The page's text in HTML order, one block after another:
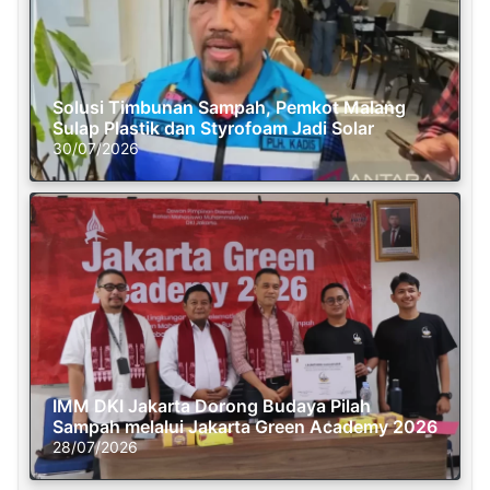
Solusi Timbunan Sampah, Pemkot Malang
Sulap Plastik dan Styrofoam Jadi Solar
30/07/2026
IMM DKI Jakarta Dorong Budaya Pilah
Sampah melalui Jakarta Green Academy 2026
28/07/2026